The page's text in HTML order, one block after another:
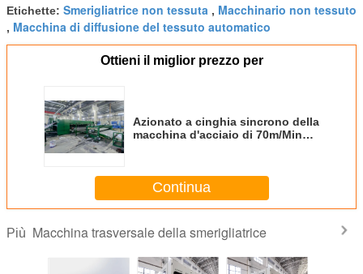
Etichette: Smerigliatrice non tessuta , Macchinario non tessuto
, Macchina di diffusione del tessuto automatico
Ottieni il miglior prezzo per
Azionato a cinghia sincrono della
macchina d'acciaio di 70m/Min
Continua
Più Macchina trasversale della smerigliatrice